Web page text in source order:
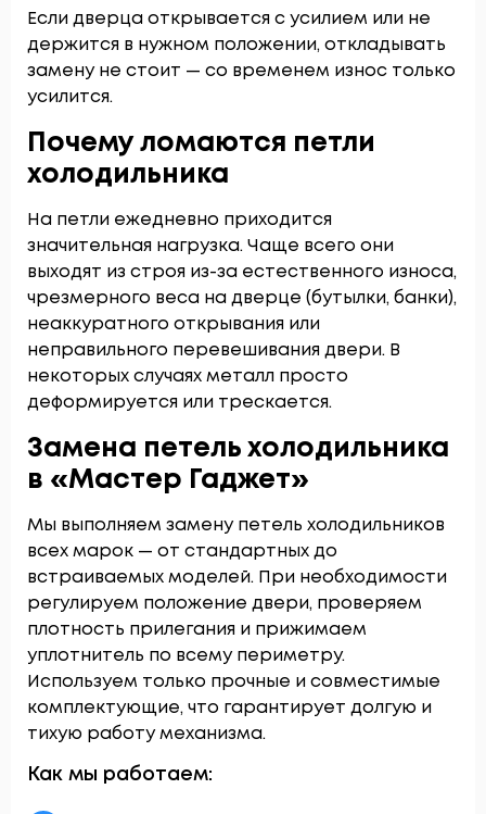
Если дверца открывается с усилием или не
держится в нужном положении, откладывать
замену не стоит — со временем износ только
усилится.
Почему ломаются петли
холодильника
На петли ежедневно приходится
значительная нагрузка. Чаще всего они
выходят из строя из-за естественного износа,
чрезмерного веса на дверце (бутылки, банки),
неаккуратного открывания или
неправильного перевешивания двери. В
некоторых случаях металл просто
деформируется или трескается.
Замена петель холодильника
в «Мастер Гаджет»
Мы выполняем замену петель холодильников
всех марок — от стандартных до
встраиваемых моделей. При необходимости
регулируем положение двери, проверяем
плотность прилегания и прижимаем
уплотнитель по всему периметру.
Используем только прочные и совместимые
комплектующие, что гарантирует долгую и
тихую работу механизма.
Как мы работаем: